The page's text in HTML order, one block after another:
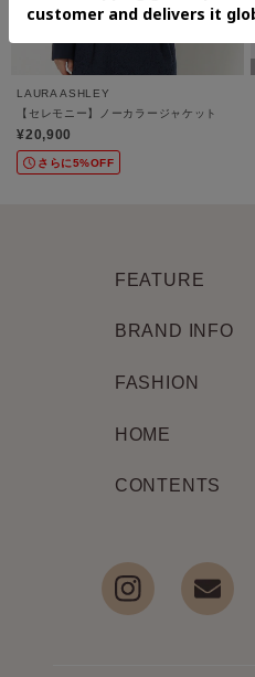
LAURA ASHLEY
【セレモニー】ノーカラージャケット
¥20,900
さらに5%OFF
FEATURE
BRAND INFO
FASHION
HOME
CONTENTS